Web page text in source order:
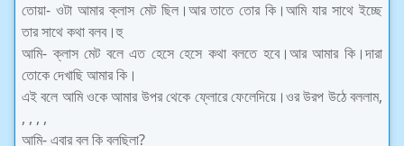
তোয়া- ওটা আমার ক্লাস মেট ছিল।আর তাতে তোর কি।আমি যার সাথে ইচ্ছে
তার সাথে কথা বলব।হু
আমি- ক্লাস মেট বলে এত হেসে হেসে কথা বলতে হবে।আর আমার কি।দারা
তোকে দেখাছি আমার কি।
এই বলে আমি ওকে আমার উপর থেকে ফ্লোরে ফেলেদিয়ে।ওর উরপ উঠে বললাম,
, , , ,
আমি- এবার বল কি বলছিলা?